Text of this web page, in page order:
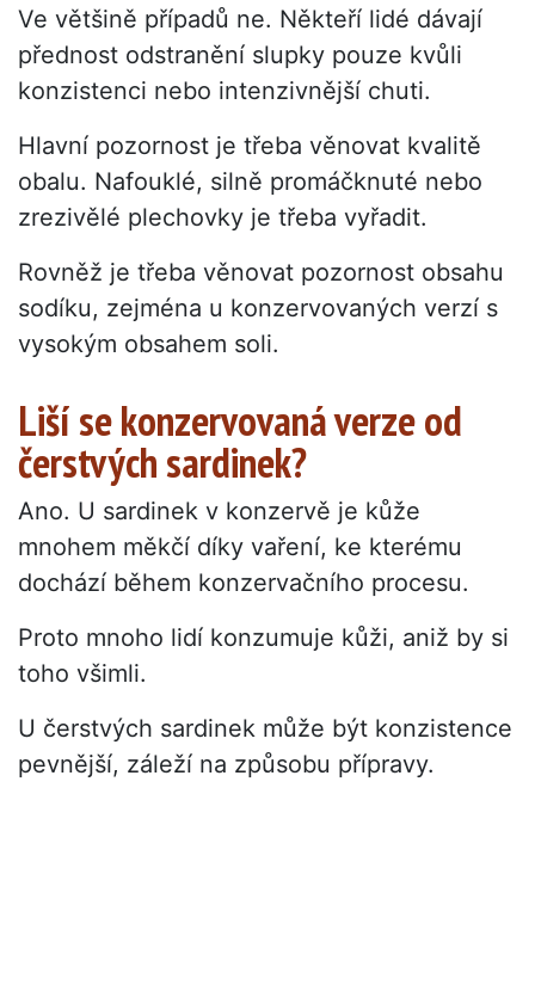
Ve většině případů ne. Někteří lidé dávají
přednost odstranění slupky pouze kvůli
konzistenci nebo intenzivnější chuti.
Hlavní pozornost je třeba věnovat kvalitě
obalu. Nafouklé, silně promáčknuté nebo
zrezivělé plechovky je třeba vyřadit.
Rovněž je třeba věnovat pozornost obsahu
sodíku, zejména u konzervovaných verzí s
vysokým obsahem soli.
Liší se konzervovaná verze od
čerstvých sardinek?
Ano. U sardinek v konzervě je kůže
mnohem měkčí díky vaření, ke kterému
dochází během konzervačního procesu.
Proto mnoho lidí konzumuje kůži, aniž by si
toho všimli.
U čerstvých sardinek může být konzistence
pevnější, záleží na způsobu přípravy.